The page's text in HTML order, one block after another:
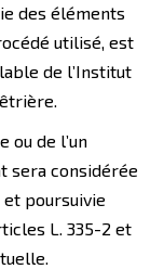
des éléments
utilisé, est
de l’Institut
ou de l’un
sera considérée
et poursuivie
L. 335-2 et